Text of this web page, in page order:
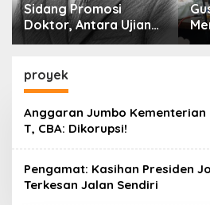
Sidang Promosi
Doktor, Antara Ujian
Ilmiah dan Pesta
proyek
Anggaran Jumbo Kementerian
T, CBA: Dikorupsi!
Pengamat: Kasihan Presiden
Terkesan Jalan Sendiri